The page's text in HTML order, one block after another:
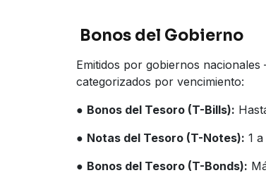
Bonos del Gobierno
Emitidos por gobiernos
categorizados por vencimiento:
● Bonos del Tesoro (T-Bills):
● Notas del Tesoro (T-Notes): 1
● Bonos del Tesoro (T-Bonds):